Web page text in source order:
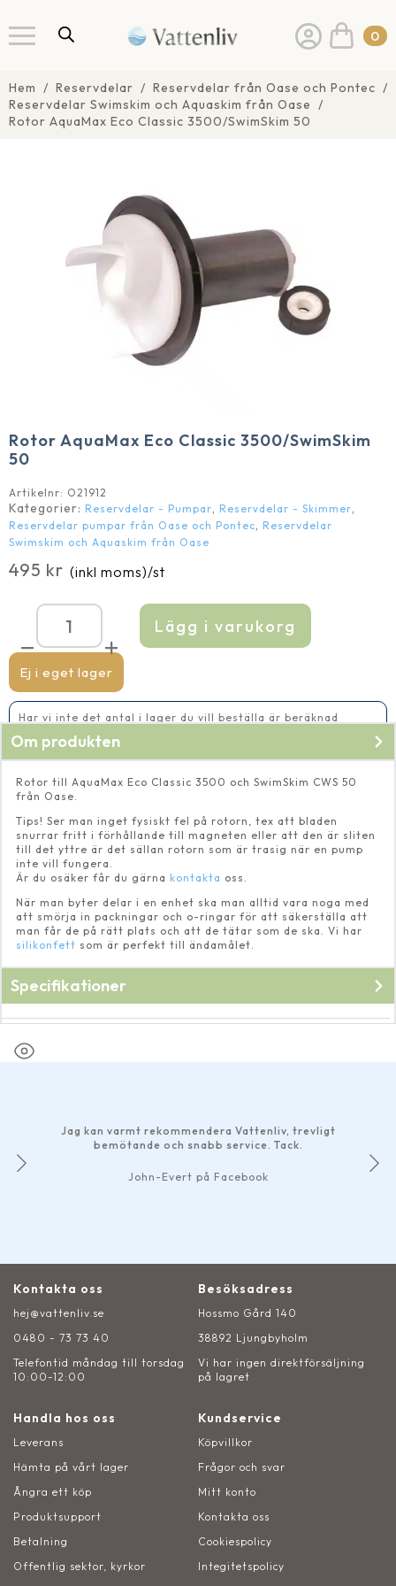
0
Hem Reservdelar
Reservdelar från Oase och Pontec
Reservdelar Swimskim och Aquaskim från Oase
Rotor AquaMax Eco Classic 3500/SwimSkim 50
Rotor AquaMax Eco Classic 3500/SwimSkim
50
Artikelnr: O21912
Kategorier: Reservdelar - Pumpar, Reservdelar - Skimmer,
Reservdelar pumpar från Oase och Pontec, Reservdelar
Swimskim och Aquaskim från Oase
495 kr (inkl moms)/st
Ej i eget lager
Rotor
AquaMax
Eco
Classic
3500/SwimSkim
50
mängd
Lägg i varukorg
Har vi inte det antal i lager du vill beställa är beräknad
Om produkten
Rotor till AquaMax Eco Classic 3500 och SwimSkim CWS 50
från Oase.
Tips! Ser man inget fysiskt fel på rotorn, tex att bladen
snurrar fritt i förhållande till magneten eller att den är sliten
till det yttre är det sällan rotorn som är trasig när en pump
inte vill fungera.
Är du osäker får du gärna kontakta oss.
När man byter delar i en enhet ska man alltid vara noga med
att smörja in packningar och o-ringar för att säkerställa att
man får de på rätt plats och att de tätar som de ska. Vi har
silikonfett som är perfekt till ändamålet.
Specifikationer
Jag kan varmt rekommendera Vattenliv, trevligt
bemötande och snabb service. Tack.
John-Evert på Facebook
Kontakta oss
hej@vattenliv.se
0480 - 73 73 40
Telefontid måndag till torsdag
10:00-12:00
Besöksadress
Hossmo Gård 140
38892 Ljungbyholm
Vi har ingen direktförsäljning
på lagret
Handla hos oss
Leverans
Hämta på vårt lager
Ångra ett köp
Produktsupport
Betalning
Offentlig sektor, kyrkor
Kundservice
Köpvillkor
Frågor och svar
Mitt konto
Kontakta oss
Cookiespolicy
Integitetspolicy